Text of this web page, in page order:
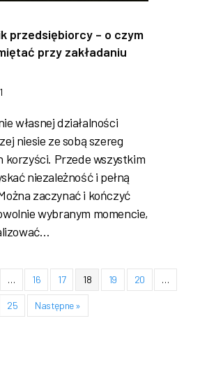
przedsiębiorcy – o czym
przy zakładaniu
własnej działalności
niesie ze sobą szereg
korzyści. Przede wszystkim
niezależność i pełną
zaczynać i kończyć
wybranym momencie,
… 16 17 18 19 20 …
25 Następne »